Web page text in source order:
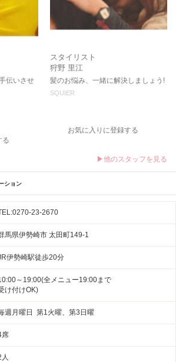
伝いさせ
る
スタイリスト
狩野 里江
髪のお悩み、一緒に解決しましょう!
SQUIER
お気に入りに登録する
▶他のスタッフを見る
ション
23-2670
馬県伊勢崎市 太田町149-1
伊勢崎駅徒歩20分
～19:00(全メニュー19:00まで
け付けOK)
週月曜日 第1火曜、第3日曜
席
人